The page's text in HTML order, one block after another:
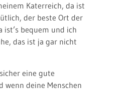
Katerreich, da ist
der beste Ort der
ist’s bequem und ich
das ist ja gar nicht
eine gute
wenn deine Menschen